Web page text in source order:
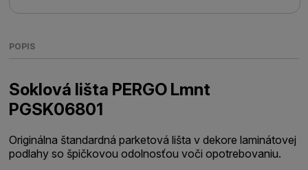
POPIS
Soklová lišta PERGO Lmnt
PGSK06801
Originálna štandardná parketová lišta v dekore laminátovej
podlahy so špičkovou odolnosťou voči opotrebovaniu.